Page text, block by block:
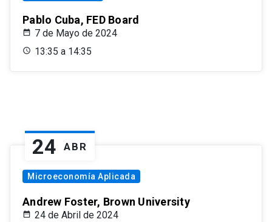
Pablo Cuba, FED Board
7 de Mayo de 2024
13:35 a 14:35
24 ABR
Microeconomía Aplicada
Andrew Foster, Brown University
24 de Abril de 2024